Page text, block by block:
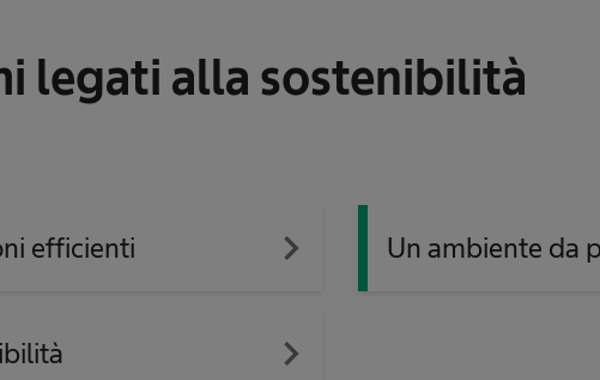
legati alla sostenibilità
efficienti navigate_next Un ambiente da
navigate_next